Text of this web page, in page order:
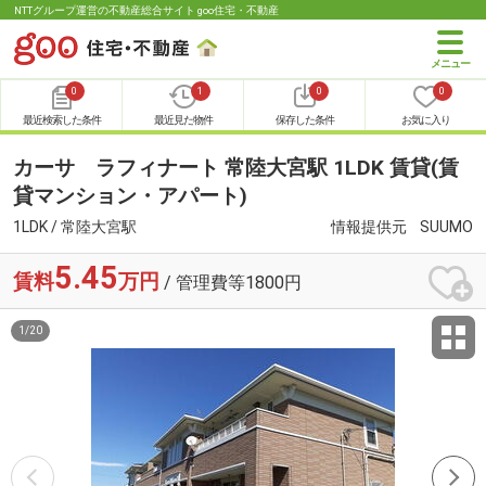
NTTグループ運営の不動産総合サイト goo住宅・不動産
0
最近検索した条件
1
最近見た物件
0
保存した条件
0
お気に入り
カーサ ラフィナート 常陸大宮駅 1LDK 賃貸(賃
貸マンション・アパート)
1LDK / 常陸大宮駅 情報提供元 SUUMO
賃料5.45万円 / 管理費等1800円
1 /20